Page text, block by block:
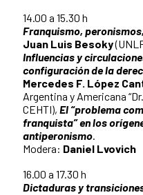
14.00 a 15.30 h
Franquismo,
Juan Luis Besoky
Influencias y
configuración de la
Mercedes F. López
Argentina y Americana
CEHTI), El “problema
franquista” en los
antiperonismo.
Modera: Daniel Lvovich
16.00 a 17.30 h
Dictaduras y